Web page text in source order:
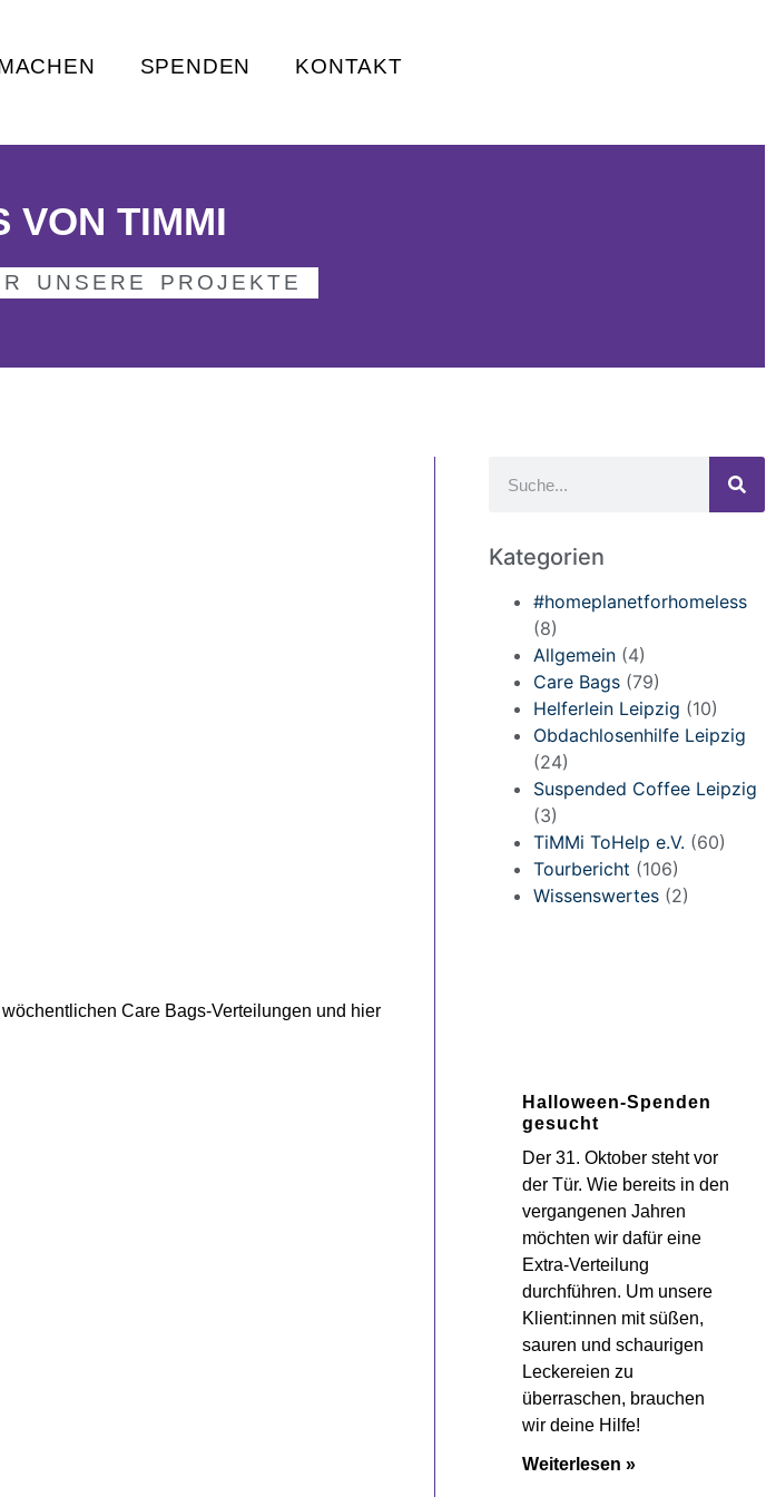
SPENDEN KONTAKT
VON TIMMI
UNSERE PROJEKTE
Care Bags-Verteilungen und hier
Kategorien
#homeplanetforhomeless
(8)
Allgemein (4)
Care Bags (79)
Helferlein Leipzig (10)
Obdachlosenhilfe Leipzig
(24)
Suspended Coffee Leipzig
(3)
TiMMi ToHelp e.V. (60)
Tourbericht (106)
Wissenswertes (2)
Halloween-Spenden
gesucht
Der 31. Oktober steht vor
der Tür. Wie bereits in den
vergangenen Jahren
möchten wir dafür eine
Extra-Verteilung
durchführen. Um unsere
Klient:innen mit süßen,
sauren und schaurigen
Leckereien zu
überraschen, brauchen
wir deine Hilfe!
Weiterlesen »